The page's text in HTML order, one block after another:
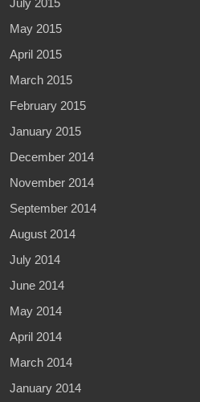
May 2015
April 2015
March 2015
February 2015
January 2015
December 2014
November 2014
September 2014
August 2014
July 2014
June 2014
May 2014
April 2014
March 2014
January 2014